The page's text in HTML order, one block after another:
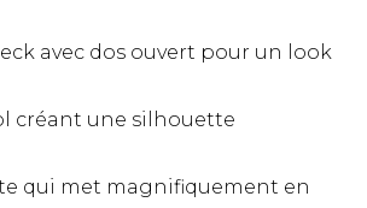
avec dos ouvert pour un look
créant une silhouette
qui met magnifiquement en